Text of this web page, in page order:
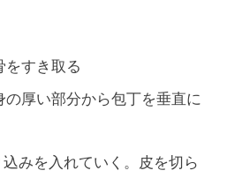
をすき取る
の厚い部分から包丁を垂直に
込みを入れていく。皮を切ら